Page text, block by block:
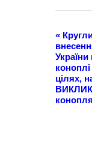
«
цілях,